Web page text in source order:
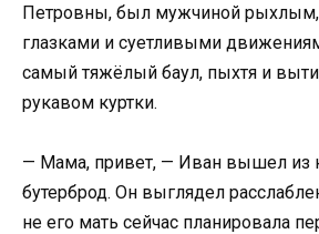
Петровны, был мужчиной
глазками и суетливыми
самый тяжёлый баул, пыхтя и
рукавом куртки.
— Мама, привет, — Иван вышел из
бутерброд. Он выглядел
не его мать сейчас планировала